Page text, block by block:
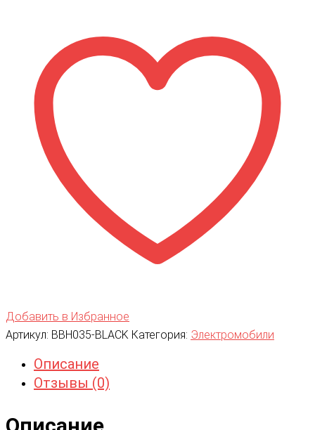
BBH035
(черный)
Добавить в Избранное
Артикул: BBH035-BLACK Категория: Электромобили
Описание
Отзывы (0)